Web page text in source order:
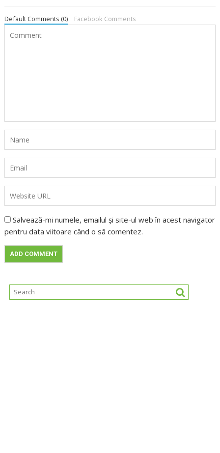
Default Comments (0) Facebook Comments
Salvează-mi numele, emailul și site-ul web în acest navigator
pentru data viitoare când o să comentez.